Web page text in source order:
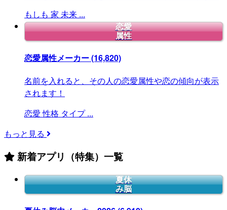
もしも 家 未来 ...
恋愛
属性
恋愛属性メーカー(16,820)
名前を入れると、その人の恋愛属性や恋の傾向が表示
されます！
恋愛 性格 タイプ ...
もっと見る
新着アプリ（特集）一覧
夏休
み脳